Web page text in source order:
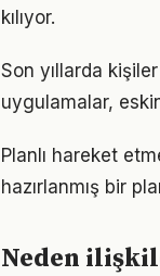
kılıyor.
Son yıllarda
uygulamalar,
Planlı hareket
hazırlanmış bir
Neden